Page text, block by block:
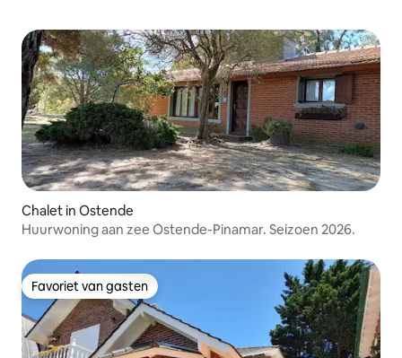
Chalet in Ostende
Huurwoning aan zee Ostende-Pinamar. Seizoen 2026.
Favoriet van gasten
Favoriet van gasten